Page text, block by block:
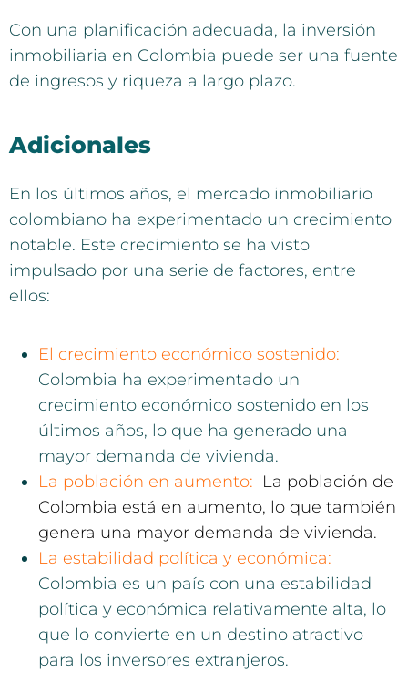
Con una planificación adecuada, la inversión
inmobiliaria en Colombia puede ser una fuente
de ingresos y riqueza a largo plazo.
Adicionales
En los últimos años, el mercado inmobiliario
colombiano ha experimentado un crecimiento
notable. Este crecimiento se ha visto
impulsado por una serie de factores, entre
ellos:
El crecimiento económico sostenido:
Colombia ha experimentado un
crecimiento económico sostenido en los
últimos años, lo que ha generado una
mayor demanda de vivienda.
La población en aumento: La población de
Colombia está en aumento, lo que también
genera una mayor demanda de vivienda.
La estabilidad política y económica:
Colombia es un país con una estabilidad
política y económica relativamente alta, lo
que lo convierte en un destino atractivo
para los inversores extranjeros.